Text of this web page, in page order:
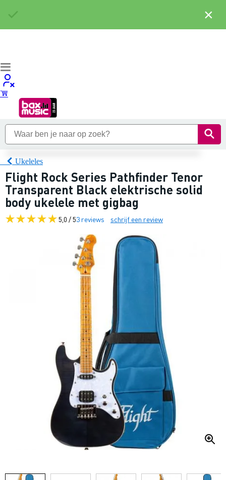
Ukeleles
Flight Rock Series Pathfinder Tenor
Transparent Black elektrische solid
body ukelele met gigbag
5,0 / 53 reviews schrijf een review
×